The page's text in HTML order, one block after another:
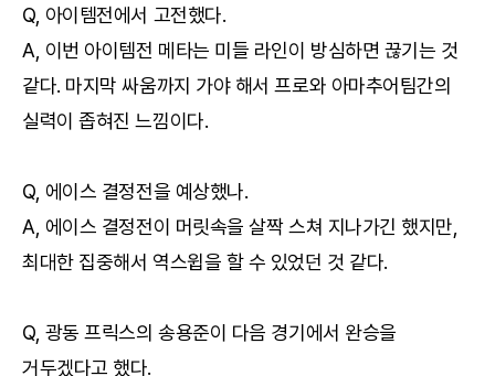
Q, 아이템전에서 고전했다.
A, 이번 아이템전 메타는 미들 라인이 방심하면 끊기는 것
같다. 마지막 싸움까지 가야 해서 프로와 아마추어팀간의
실력이 좁혀진 느낌이다.
Q, 에이스 결정전을 예상했나.
A, 에이스 결정전이 머릿속을 살짝 스쳐 지나가긴 했지만,
최대한 집중해서 역스윕을 할 수 있었던 것 같다.
Q, 광동 프릭스의 송용준이 다음 경기에서 완승을
거두겠다고 했다.